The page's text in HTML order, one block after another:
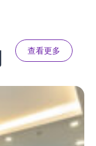
查看更多